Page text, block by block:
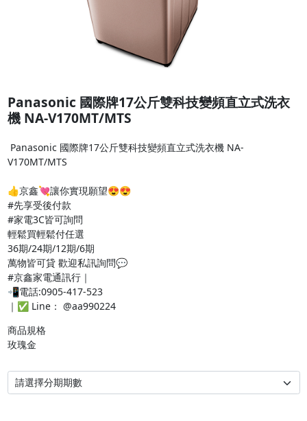
Panasonic 國際牌17公斤雙科技變頻直立式洗衣
機 NA-V170MT/MTS
V170MT/MTS
👍京鑫💘讓你實現願望😍😍
#先享受後付款
#家電3C皆可詢問
輕鬆買輕鬆付任選
36期/24期/12期/6期
萬物皆可貸 歡迎私訊詢問💬
#京鑫家電通訊行｜
📲電話:0905-417-523
｜✅ Line： @aa990224
商品規格
玫瑰金